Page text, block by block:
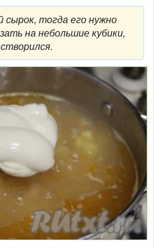
сырок, тогда его нужно
на небольшие кубики,